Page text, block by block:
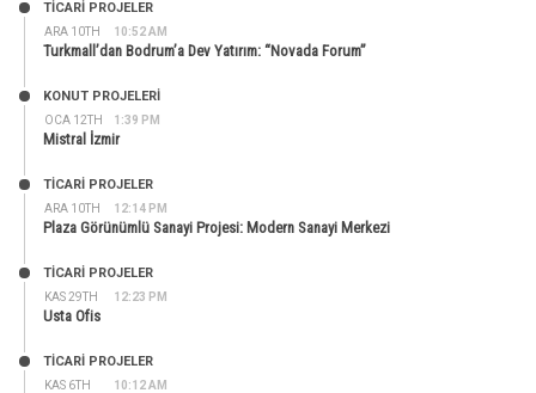
ARA 10TH 10:52 AM
TİCARİ PROJELER
Turkmall’dan Bodrum’a Dev Yatırım: “Novada Forum”
OCA 12TH 1:39 PM
KONUT PROJELERI
Mistral İzmir
ARA 10TH 12:14 PM
TİCARİ PROJELER
Plaza Görünümlü Sanayi Projesi: Modern Sanayi Merkezi
KAS 29TH 12:23 PM
TİCARİ PROJELER
Usta Ofis
KAS 6TH 10:12 AM
TİCARİ PROJELER